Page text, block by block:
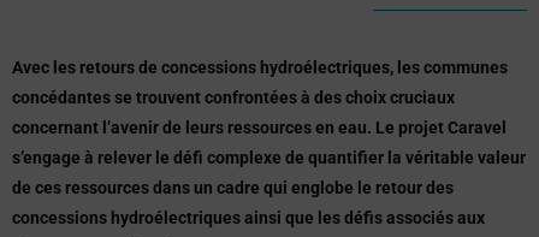
Avec les retours de concessions hydroélectriques, les communes
concédantes se trouvent confrontées à des choix cruciaux
concernant l’avenir de leurs ressources en eau. Le projet Caravel
s’engage à relever le défi complexe de quantifier la véritable valeur
de ces ressources dans un cadre qui englobe le retour des
concessions hydroélectriques ainsi que les défis associés aux